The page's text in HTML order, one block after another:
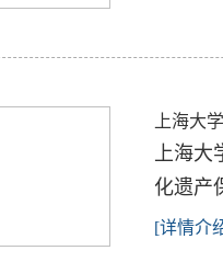
上海大
上海
化遗产
[详情介